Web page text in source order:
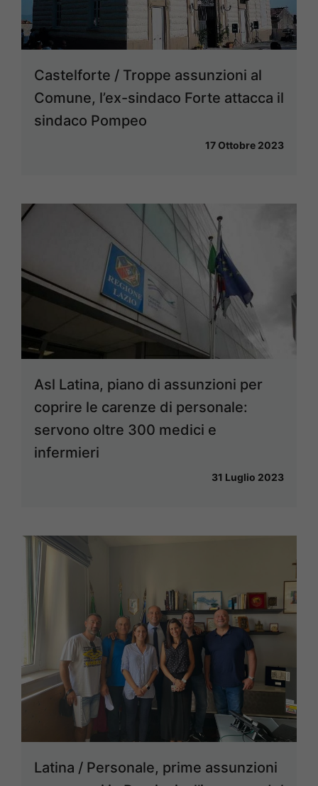
Castelforte / Troppe assunzioni al
Comune, l’ex-sindaco Forte attacca il
sindaco Pompeo
17 Ottobre 2023
Asl Latina, piano di assunzioni per
coprire le carenze di personale:
servono oltre 300 medici e
infermieri
31 Luglio 2023
Latina / Personale, prime assunzioni